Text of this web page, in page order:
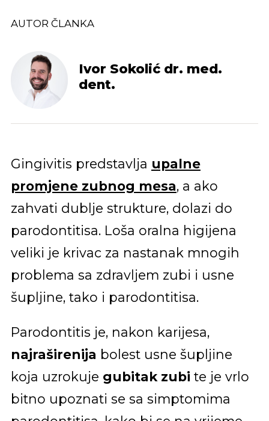
AUTOR ČLANKA
Ivor Sokolić dr. med.
dent.
Gingivitis predstavlja upalne
promjene zubnog mesa, a ako
zahvati dublje strukture, dolazi do
parodontitisa. Loša oralna higijena
veliki je krivac za nastanak mnogih
problema sa zdravljem zubi i usne
šupljine, tako i parodontitisa.
Parodontitis je, nakon karijesa,
najraširenija bolest usne šupljine
koja uzrokuje gubitak zubi te je vrlo
bitno upoznati se sa simptomima